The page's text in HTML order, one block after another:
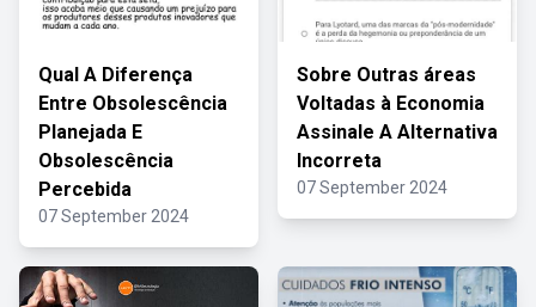
Qual A Diferença
Entre Obsolescência
Planejada E
Obsolescência
Percebida
07 September 2024
Sobre Outras áreas
Voltadas à Economia
Assinale A Alternativa
Incorreta
07 September 2024